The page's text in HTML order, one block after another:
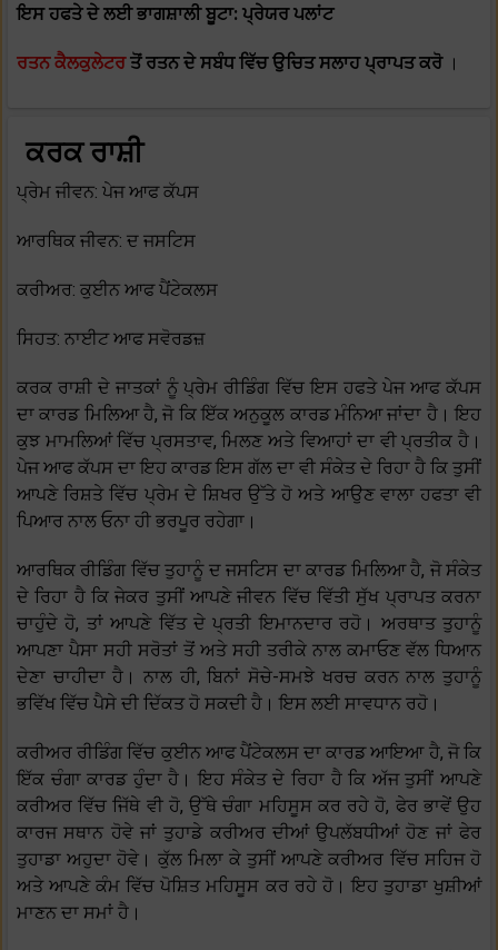
ਇਸ ਹਫਤੇ ਦੇ ਲਈ ਭਾਗਸ਼ਾਲੀ ਬੂਟਾ: ਪ੍ਰੇਯਰ ਪਲਾਂਟ
ਰਤਨ ਕੈਲਕੁਲੇਟਰਤੋਂ ਰਤਨ ਦੇ ਸਬੰਧ ਵਿੱਚ ਉਚਿਤ ਸਲਾਹ ਪ੍ਰਾਪਤ ਕਰੋ ।
ਕਰਕ ਰਾਸ਼ੀ
ਪ੍ਰੇਮ ਜੀਵਨ: ਪੇਜ ਆਫ ਕੱਪਸ
ਆਰਥਿਕ ਜੀਵਨ: ਦ ਜਸਟਿਸ
ਕਰੀਅਰ: ਕੁਈਨ ਆਫ ਪੈਂਟੇਕਲਸ
ਸਿਹਤ: ਨਾਈਟ ਆਫ ਸਵੋਰਡਜ਼
ਕਰਕ ਰਾਸ਼ੀ ਦੇ ਜਾਤਕਾਂ ਨੂੰ ਪ੍ਰੇਮ ਰੀਡਿੰਗ ਵਿੱਚ ਇਸ ਹਫਤੇ ਪੇਜ ਆਫ ਕੱਪਸ
ਦਾ ਕਾਰਡ ਮਿਲਿਆ ਹੈ, ਜੋ ਕਿ ਇੱਕ ਅਨੁਕੂਲ ਕਾਰਡ ਮੰਨਿਆ ਜਾਂਦਾ ਹੈ। ਇਹ
ਕੁਝ ਮਾਮਲਿਆਂ ਵਿੱਚ ਪ੍ਰਸਤਾਵ, ਮਿਲਣ ਅਤੇ ਵਿਆਹਾਂ ਦਾ ਵੀ ਪ੍ਰਤੀਕ ਹੈ।
ਪੇਜ ਆਫ ਕੱਪਸ ਦਾ ਇਹ ਕਾਰਡ ਇਸ ਗੱਲ ਦਾ ਵੀ ਸੰਕੇਤ ਦੇ ਰਿਹਾ ਹੈ ਕਿ ਤੁਸੀਂ
ਆਪਣੇ ਰਿਸ਼ਤੇ ਵਿੱਚ ਪ੍ਰੇਮ ਦੇ ਸ਼ਿਖਰ ਉੱਤੇ ਹੋ ਅਤੇ ਆਉਣ ਵਾਲਾ ਹਫਤਾ ਵੀ
ਪਿਆਰ ਨਾਲ ਓਨਾ ਹੀ ਭਰਪੂਰ ਰਹੇਗਾ।
ਆਰਥਿਕ ਰੀਡਿੰਗ ਵਿੱਚ ਤੁਹਾਨੂੰ ਦ ਜਸਟਿਸ ਦਾ ਕਾਰਡ ਮਿਲਿਆ ਹੈ, ਜੋ ਸੰਕੇਤ
ਦੇ ਰਿਹਾ ਹੈ ਕਿ ਜੇਕਰ ਤੁਸੀਂ ਆਪਣੇ ਜੀਵਨ ਵਿੱਚ ਵਿੱਤੀ ਸੁੱਖ ਪ੍ਰਾਪਤ ਕਰਨਾ
ਚਾਹੁੰਦੇ ਹੋ, ਤਾਂ ਆਪਣੇ ਵਿੱਤ ਦੇ ਪ੍ਰਤੀ ਇਮਾਨਦਾਰ ਰਹੋ। ਅਰਥਾਤ ਤੁਹਾਨੂੰ
ਆਪਣਾ ਪੈਸਾ ਸਹੀ ਸਰੋਤਾਂ ਤੋਂ ਅਤੇ ਸਹੀ ਤਰੀਕੇ ਨਾਲ ਕਮਾਓਣ ਵੱਲ ਧਿਆਨ
ਦੇਣਾ ਚਾਹੀਦਾ ਹੈ। ਨਾਲ ਹੀ, ਬਿਨਾਂ ਸੋਚੇ-ਸਮਝੇ ਖਰਚ ਕਰਨ ਨਾਲ ਤੁਹਾਨੂੰ
ਭਵਿੱਖ ਵਿੱਚ ਪੈਸੇ ਦੀ ਦਿੱਕਤ ਹੋ ਸਕਦੀ ਹੈ। ਇਸ ਲਈ ਸਾਵਧਾਨ ਰਹੋ।
ਕਰੀਅਰ ਰੀਡਿੰਗ ਵਿੱਚ ਕੁਈਨ ਆਫ ਪੈਂਟੇਕਲਸ ਦਾ ਕਾਰਡ ਆਇਆ ਹੈ, ਜੋ ਕਿ
ਇੱਕ ਚੰਗਾ ਕਾਰਡ ਹੁੰਦਾ ਹੈ। ਇਹ ਸੰਕੇਤ ਦੇ ਰਿਹਾ ਹੈ ਕਿ ਅੱਜ ਤੁਸੀਂ ਆਪਣੇ
ਕਰੀਅਰ ਵਿੱਚ ਜਿੱਥੇ ਵੀ ਹੋ, ਉੱਥੇ ਚੰਗਾ ਮਹਿਸੂਸ ਕਰ ਰਹੇ ਹੋ, ਫੇਰ ਭਾਵੇਂ ਉਹ
ਕਾਰਜ ਸਥਾਨ ਹੋਵੇ ਜਾਂ ਤੁਹਾਡੇ ਕਰੀਅਰ ਦੀਆਂ ਉਪਲੱਬਧੀਆਂ ਹੋਣ ਜਾਂ ਫੇਰ
ਤੁਹਾਡਾ ਅਹੁਦਾ ਹੋਵੇ। ਕੁੱਲ ਮਿਲਾ ਕੇ ਤੁਸੀਂ ਆਪਣੇ ਕਰੀਅਰ ਵਿੱਚ ਸਹਿਜ ਹੋ
ਅਤੇ ਆਪਣੇ ਕੰਮ ਵਿੱਚ ਪੋਸ਼ਿਤ ਮਹਿਸੂਸ ਕਰ ਰਹੇ ਹੋ। ਇਹ ਤੁਹਾਡਾ ਖੁਸ਼ੀਆਂ
ਮਾਣਨ ਦਾ ਸਮਾਂ ਹੈ।